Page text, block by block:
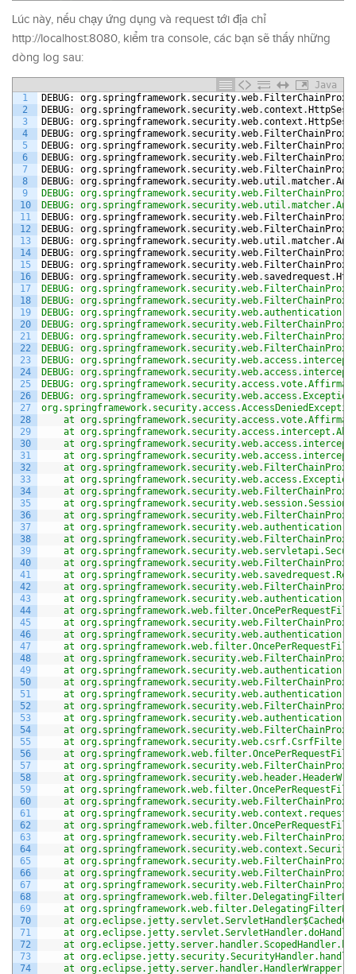
Lúc này, nếu chạy ứng dụng và request tới địa chỉ
http://localhost:8080, kiểm tra console, các bạn sẽ thấy những
dòng log sau:
Java
1
2
3
4
5
6
7
8
9
10
11
12
13
14
15
16
17
18
19
20
21
22
23
24
25
26
27
28
29
30
31
32
33
34
35
36
37
38
39
40
41
42
43
44
45
46
47
48
49
50
51
52
53
54
55
56
57
58
59
60
61
62
63
64
65
66
67
68
69
70
71
72
73
74
DEBUG: org. springframework. security.web. FilterChainProxy
DEBUG: org. springframework. security.web. context .
DEBUG: org. springframework. security.web. context .
DEBUG: org. springframework. security.web. FilterChainProxy
DEBUG: org. springframework. security.web. FilterChainProxy
DEBUG: org. springframework. security.web. FilterChainProxy
DEBUG: org. springframework. security.web. FilterChainProxy
DEBUG: org. springframework. security.web. util .matcher.
DEBUG:
DEBUG:
DEBUG: org. springframework. security.web. FilterChainProxy
DEBUG: org. springframework. security.web. FilterChainProxy
DEBUG: org. springframework. security.web. util .matcher.
DEBUG: org. springframework. security.web. FilterChainProxy
DEBUG: org. springframework. security.web. FilterChainProxy
DEBUG: org. springframework. security.web. savedrequest .
DEBUG:
DEBUG:
DEBUG:
DEBUG:
DEBUG:
DEBUG:
DEBUG:
DEBUG:
DEBUG:
DEBUG:
at
at
at
at
at
at
at
at
at
at
at
at
at
at
at
at
at
at
at
at
at
at
at
at
at
at
at
at
at
at
at
at
at
at
at
at
at
at
at
at
at
at
at
at
at
at
at